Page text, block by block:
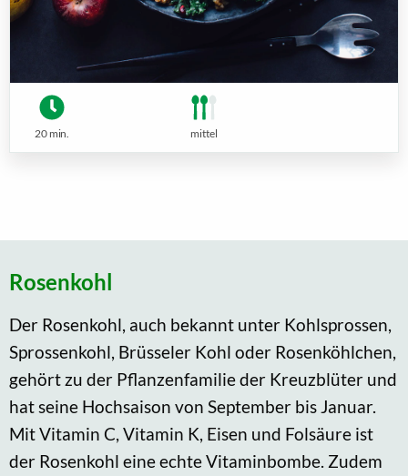
20 min. mittel
Rosenkohl
Der Rosenkohl, auch bekannt unter Kohlsprossen,
Sprossenkohl, Brüsseler Kohl oder Rosenköhlchen,
gehört zu der Pflanzenfamilie der Kreuzblüter und
hat seine Hochsaison von September bis Januar.
Mit Vitamin C, Vitamin K, Eisen und Folsäure ist
der Rosenkohl eine echte Vitaminbombe. Zudem